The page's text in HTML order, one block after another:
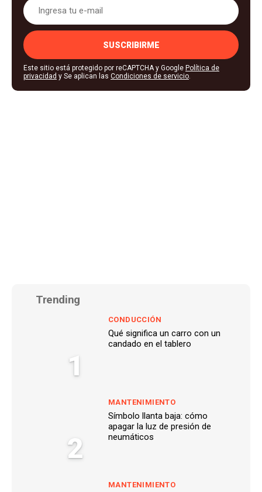
SUSCRIBIRME
Este sitio está protegido por reCAPTCHA y Google Política de
privacidad y Se aplican las Condiciones de servicio
Trending
1
CONDUCCIÓN
Qué significa un carro con un
candado en el tablero
2
MANTENIMIENTO
Símbolo llanta baja: cómo
apagar la luz de presión de
neumáticos
MANTENIMIENTO